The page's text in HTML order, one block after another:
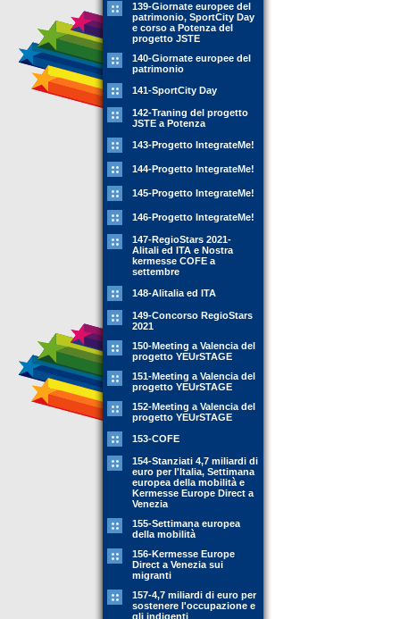
139-Giornate europee del
patrimonio, SportCity Day
e corso a Potenza del
progetto JSTE
140-Giornate europee del
patrimonio
141-SportCity Day
142-Traning del progetto
JSTE a Potenza
143-Progetto IntegrateMe!
144-Progetto IntegrateMe!
145-Progetto IntegrateMe!
146-Progetto IntegrateMe!
147-RegioStars 2021-
Alitali ed ITA e Nostra
kermesse COFE a
settembre
148-Alitalia ed ITA
149-Concorso RegioStars
2021
150-Meeting a Valencia del
progetto YEUrSTAGE
151-Meeting a Valencia del
progetto YEUrSTAGE
152-Meeting a Valencia del
progetto YEUrSTAGE
153-COFE
154-Stanziati 4,7 miliardi di
euro per l'Italia, Settimana
europea della mobilità e
Kermesse Europe Direct a
Venezia
155-Settimana europea
della mobilità
156-Kermesse Europe
Direct a Venezia sui
migranti
157-4,7 miliardi di euro per
sostenere l'occupazione e
gli indigenti